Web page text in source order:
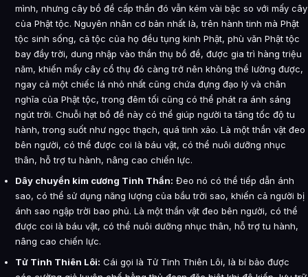
mình, nhưng cây bồ đề cấp thần đó vẫn kém vài bậc so với mấy cây
của Phật tộc. Nguyên nhân cơ bản nhất là, trên hành tinh mà Phật
tộc sinh sống, cả tộc của họ đều tụng kinh Phật, phù văn Phật tộc
bay đầy trời, dung nhập vào thần thụ bồ đề, được gia trì hàng triệu
năm, khiến mấy cây cổ thụ đó càng trở nên không thể lường được,
ngay cả một chiếc lá nhỏ nhất cũng chứa đựng đạo lý và chân
nghĩa của Phật tộc, trong đêm tối cũng có thể phát ra ánh sáng
ngút trời. Chuỗi hạt bồ đề này có thể giúp người ta tăng tốc độ tu
hành, trong suốt như ngọc thạch, quá tinh xảo. Là một thần vật đeo
bên người, có thể được coi là báu vật, có thể nuôi dưỡng nhục
thân, hỗ trợ tu hành, nâng cao chiến lực.
Dây chuyền kim cương Tinh Thần: Đeo nó có thể tiếp dẫn ánh
sao, có thể sử dụng năng lượng của bầu trời sao, khiến cả người bị
ánh sao ngập trời bao phủ. Là một thần vật đeo bên người, có thể
được coi là báu vật, có thể nuôi dưỡng nhục thân, hỗ trợ tu hành,
nâng cao chiến lực.
Tử Tinh Thiên Lôi: Cái gọi là Tử Tinh Thiên Lôi, là bí bảo được